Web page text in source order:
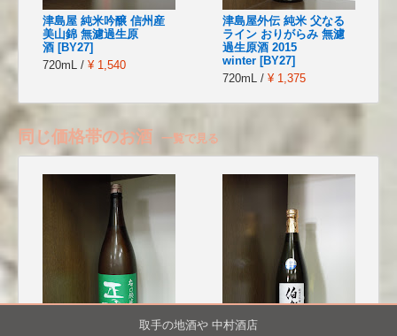
津島屋 純米吟醸 信州産
美山錦 無濾過生原
酒 [BY27]
720mL / ¥ 1,540
津島屋外伝 純米 父なる
ライン おりがらみ 無濾
過生原酒 2015
winter [BY27]
720mL / ¥ 1,375
同じ価格帯のお酒 一覧で見る
取手の地酒や 中村酒店